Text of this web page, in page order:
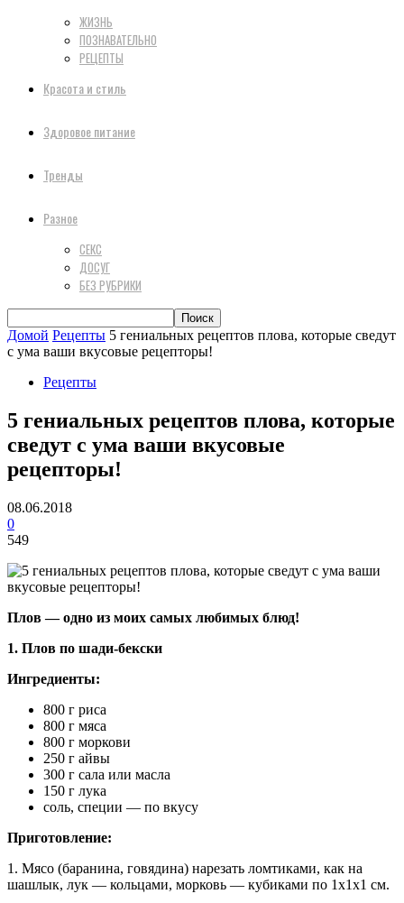
ЖИЗНЬ
ПОЗНАВАТЕЛЬНО
РЕЦЕПТЫ
Красота и стиль
Здоровое питание
Тренды
Разное
СЕКС
ДОСУГ
БЕЗ РУБРИКИ
Домой Рецепты 5 гениальных рецептов плова, которые сведут
с ума ваши вкусовые рецепторы!
Рецепты
5 гениальных рецептов плова, которые
сведут с ума ваши вкусовые
рецепторы!
08.06.2018
0
549
Плов — одно из моих самых любимых блюд!
1. Плов по шади-бекски
Ингредиенты:
800 г риса
800 г мяса
800 г моркови
250 г айвы
300 г сала или масла
150 г лука
соль, специи — по вкусу
Приготовление:
1. Мясо (баранина, говядина) нарезать ломтиками, как на
шашлык, лук — кольцами, морковь — кубиками по 1х1х1 см.